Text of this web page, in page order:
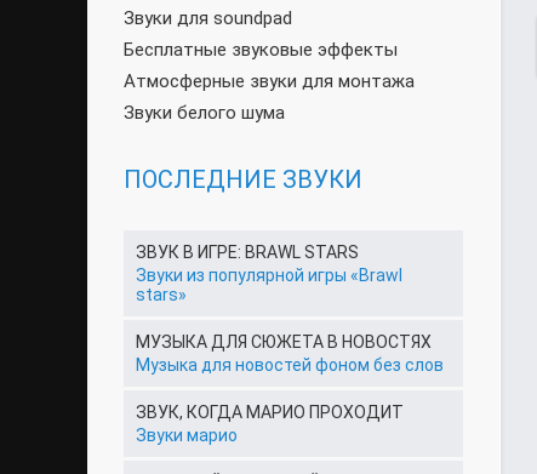
Звуки для soundpad
Бесплатные звуковые эффекты
Атмосферные звуки для монтажа
Звуки белого шума
ПОСЛЕДНИЕ ЗВУКИ
ЗВУК В ИГРЕ: BRAWL STARS
Звуки из популярной игры «Brawl
stars»
МУЗЫКА ДЛЯ СЮЖЕТА В НОВОСТЯХ
Музыка для новостей фоном без слов
ЗВУК, КОГДА МАРИО ПРОХОДИТ
Звуки марио